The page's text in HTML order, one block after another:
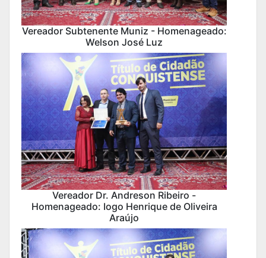
Vereador Subtenente Muniz - Homenageado:
Welson José Luz
Vereador Dr. Andreson Ribeiro -
Homenageado: Iogo Henrique de Oliveira
Araújo